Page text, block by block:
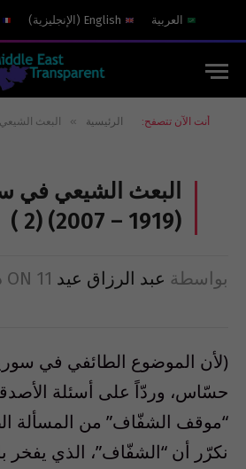
العربية English
( الإنجليزية)
أنت الآن تتصفح: الرئيسية » البعث الشيعي في
البعث الشيعي في
(1919 – 2007) (2 )
بواسطة عبد الرزاق عيد ON 11 ديسمبر 2009
(لأن الموضوع الطائفي في
حسّاس، وردّاً على أسئلة
“موقف الشفّاف” من المسألة
نكرّر أن “الشفّاف”، الذي يفخر